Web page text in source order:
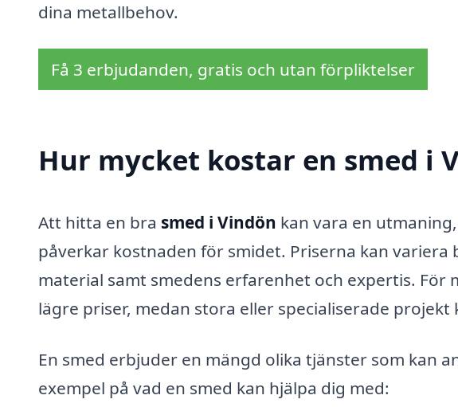
dina metallbehov.
Få 3 erbjudanden, gratis och utan förpliktelser
Hur mycket kostar en smed i
Att hitta en bra smed i Vindön kan vara en
påverkar kostnaden för smidet. Priserna kan
material samt smedens erfarenhet och expertis.
lägre priser, medan stora eller specialiserade projekt
En smed erbjuder en mängd olika tjänster som kan
exempel på vad en smed kan hjälpa dig med: